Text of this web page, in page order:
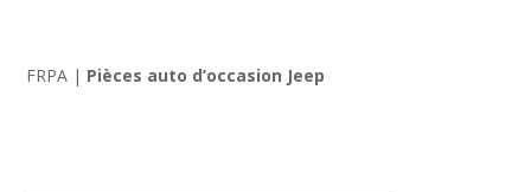
FRPA | Pièces auto d’occasion Jeep